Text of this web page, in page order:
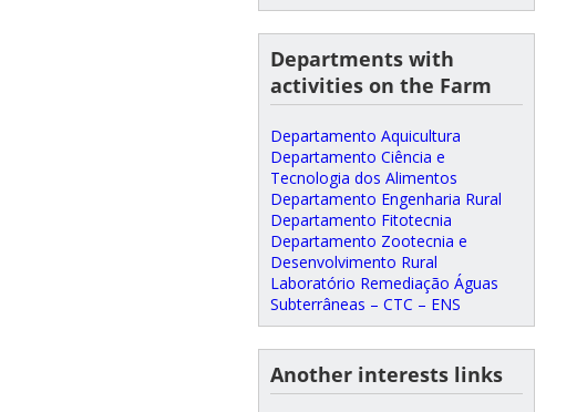
Departments with
activities on the Farm
Departamento Aquicultura
Departamento Ciência e
Tecnologia dos Alimentos
Departamento Engenharia Rural
Departamento Fitotecnia
Departamento Zootecnia e
Desenvolvimento Rural
Laboratório Remediação Águas
Subterrâneas – CTC – ENS
Another interests links